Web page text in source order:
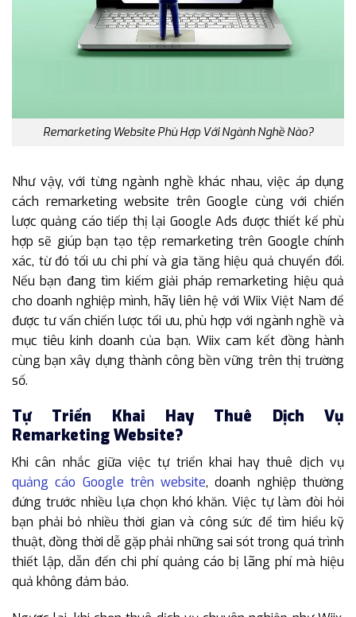
Remarketing Website Phù Hợp Với Ngành Nghề Nào?
Như vậy, với từng ngành nghề khác nhau, việc áp dụng
cách remarketing website trên Google cùng với chiến
lược quảng cáo tiếp thị lại Google Ads được thiết kế phù
hợp sẽ giúp bạn tạo tệp remarketing trên Google chính
xác, từ đó tối ưu chi phí và gia tăng hiệu quả chuyển đổi.
Nếu bạn đang tìm kiếm giải pháp remarketing hiệu quả
cho doanh nghiệp mình, hãy liên hệ với Wiix Việt Nam để
được tư vấn chiến lược tối ưu, phù hợp với ngành nghề và
mục tiêu kinh doanh của bạn. Wiix cam kết đồng hành
cùng bạn xây dựng thành công bền vững trên thị trường
số.
Tự Triển Khai Hay Thuê Dịch Vụ
Remarketing Website?
Khi cân nhắc giữa việc tự triển khai hay thuê dịch vụ
quảng cáo Google trên website, doanh nghiệp thường
đứng trước nhiều lựa chọn khó khăn. Việc tự làm đòi hỏi
bạn phải bỏ nhiều thời gian và công sức để tìm hiểu kỹ
thuật, đồng thời dễ gặp phải những sai sót trong quá trình
thiết lập, dẫn đến chi phí quảng cáo bị lãng phí mà hiệu
quả không đảm bảo.